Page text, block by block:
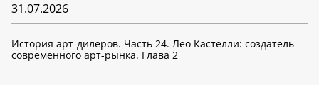
31.07.2026
История арт-дилеров. Часть 24. Лео Кастелли: создатель
современного арт-рынка. Глава 2